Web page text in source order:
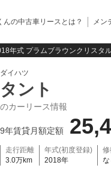
んの中古車リースとは？ メン
年式 プラムブラウンクリスタル
ダイハツ
タント
のカーリース情報
9年賃貸月額定額
走行距離
3.0万km
年式(初度登録)
2018年
な